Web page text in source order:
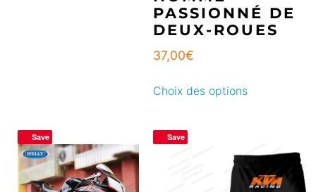
PASSIONNÉ DE
DEUX-ROUES
37,00€
Choix des options
Save Save